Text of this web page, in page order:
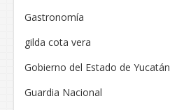
Gastronomía
gilda cota vera
Gobierno del Estado de Yucatán
Guardia Nacional